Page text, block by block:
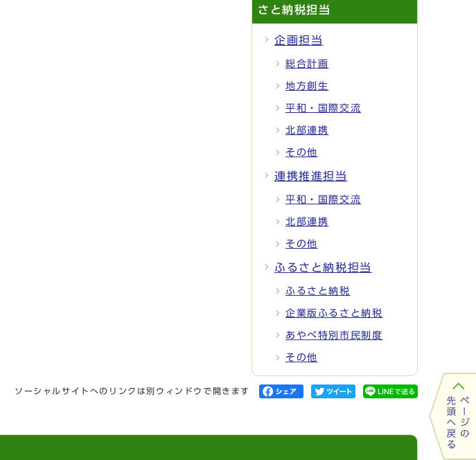
さと納税担当
企画担当
総合計画
地方創生
平和・国際交流
北部連携
その他
連携推進担当
平和・国際交流
北部連携
その他
ふるさと納税担当
ふるさと納税
企業版ふるさと納税
あやべ特別市民制度
その他
ソーシャルサイトへのリンクは別ウィンドウで開きます